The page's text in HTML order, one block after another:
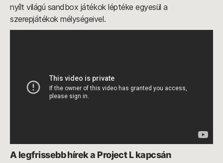
nyílt világú sandbox játékok léptéke egyesül a
szerepjátékok mélységeivel.
A legfrissebb hírek a Project L kapcsán